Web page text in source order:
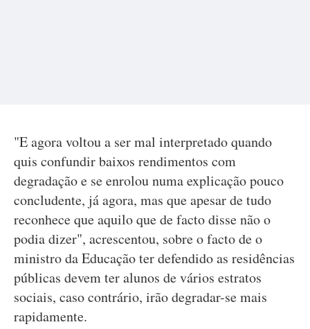
"E agora voltou a ser mal interpretado quando
quis confundir baixos rendimentos com
degradação e se enrolou numa explicação pouco
concludente, já agora, mas que apesar de tudo
reconhece que aquilo que de facto disse não o
podia dizer", acrescentou, sobre o facto de o
ministro da Educação ter defendido as residências
públicas devem ter alunos de vários estratos
sociais, caso contrário, irão degradar-se mais
rapidamente.